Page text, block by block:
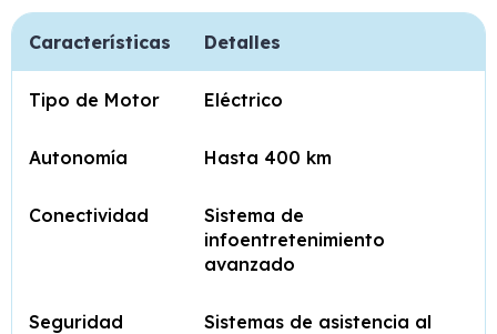
Características Detalles
Tipo de Motor Eléctrico
Autonomía Hasta 400 km
Conectividad
Sistema de
infoentretenimiento
avanzado
Seguridad
Sistemas de asistencia al